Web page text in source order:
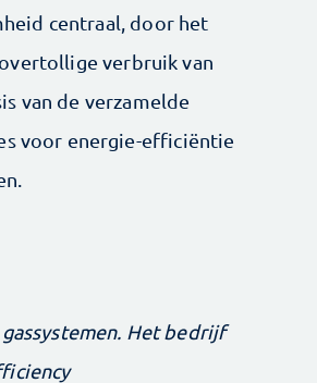
centraal, door het
verbruik van
van de verzamelde
voor energie-efficiëntie
Het bedrijf